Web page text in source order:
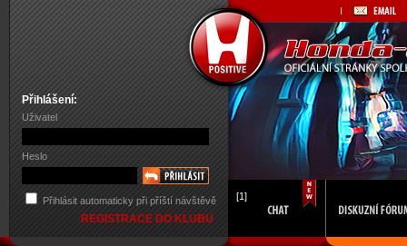
Přihlášení:
Uživatel
Heslo
Přihlásit automaticky při příští návštěvě
REGISTRACE DO KLUBU
[1]